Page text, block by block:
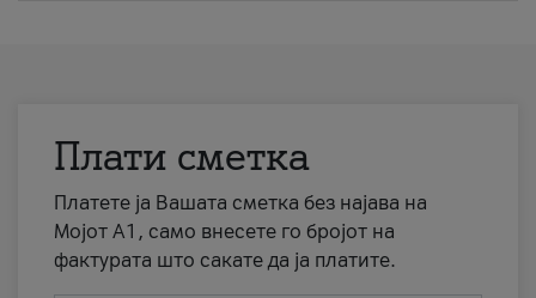
Плати сметка
Платете ја Вашата сметка без најава на
Мојот А1, само внесете го бројот на
фактурата што сакате да ја платите.